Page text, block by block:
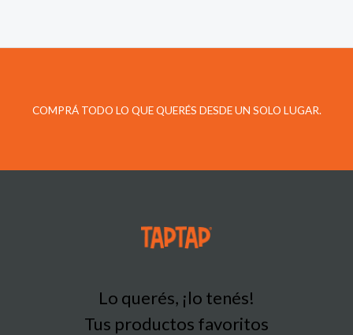
COMPRÁ TODO LO QUE QUERÉS DESDE UN SOLO LUGAR.
Lo querés, ¡lo tenés!
Tus productos favoritos